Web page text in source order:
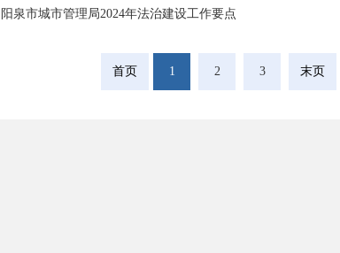
阳泉市城市管理局2024年法治建设工作要点
首页 1 2 3 末页